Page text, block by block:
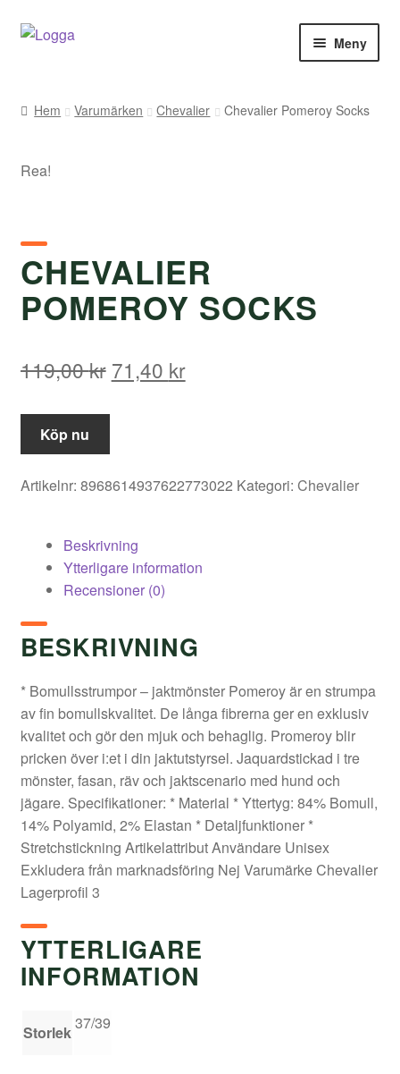
Hoppa
Hoppa
Meny
Om Arukimasu
Varumärken
Väljare
Hem Varumärken Chevalier Chevalier Pomeroy Socks
Rea!
CHEVALIER
POMEROY SOCKS
119,00kr Det
119,00 kr.
71,40 krDet
71,40 kr.
Köp nu
Artikelnr: 8968614937622773022 Kategori: Chevalier
Beskrivning
Ytterligare information
Recensioner (0)
BESKRIVNING
* Bomullsstrumpor – jaktmönster Pomeroy är en strumpa
av fin bomullskvalitet. De långa fibrerna ger en exklusiv
kvalitet och gör den mjuk och behaglig. Promeroy blir
pricken över i:et i din jaktutstyrsel. Jaquardstickad i tre
mönster, fasan, räv och jaktscenario med hund och
jägare. Specifikationer: * Material * Yttertyg: 84% Bomull,
14% Polyamid, 2% Elastan * Detaljfunktioner *
Stretchstickning Artikelattribut Användare Unisex
Exkludera från marknadsföring Nej Varumärke Chevalier
Lagerprofil 3
YTTERLIGARE
INFORMATION
Storlek37/39